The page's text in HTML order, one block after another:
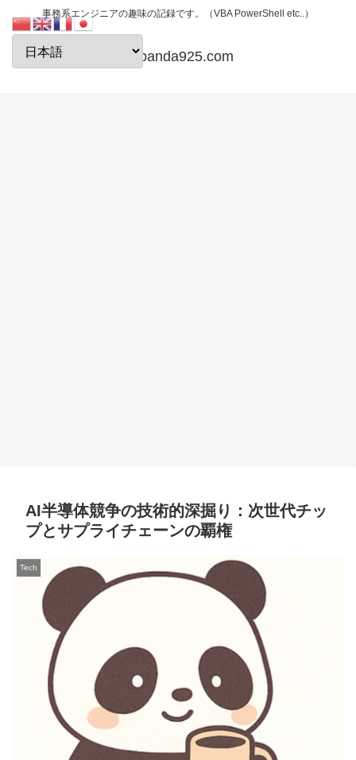
事務系エンジニアの趣味の記録です。（VBA PowerShell etc..）
papanda925.com
AI半導体競争の技術的深掘り：次世代チッ
プとサプライチェーンの覇権
Tech